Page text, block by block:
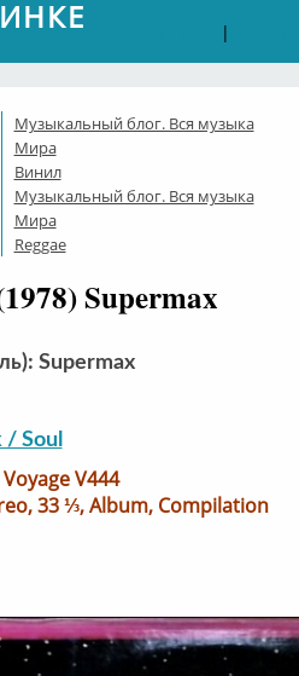
|
Музыкальный блог. Вся музыка
Мира
Винил
Музыкальный блог. Вся музыка
Мира
Reggae
Supermax
Supermax
/ Soul
V444
33 ⅓, Album, Compilation